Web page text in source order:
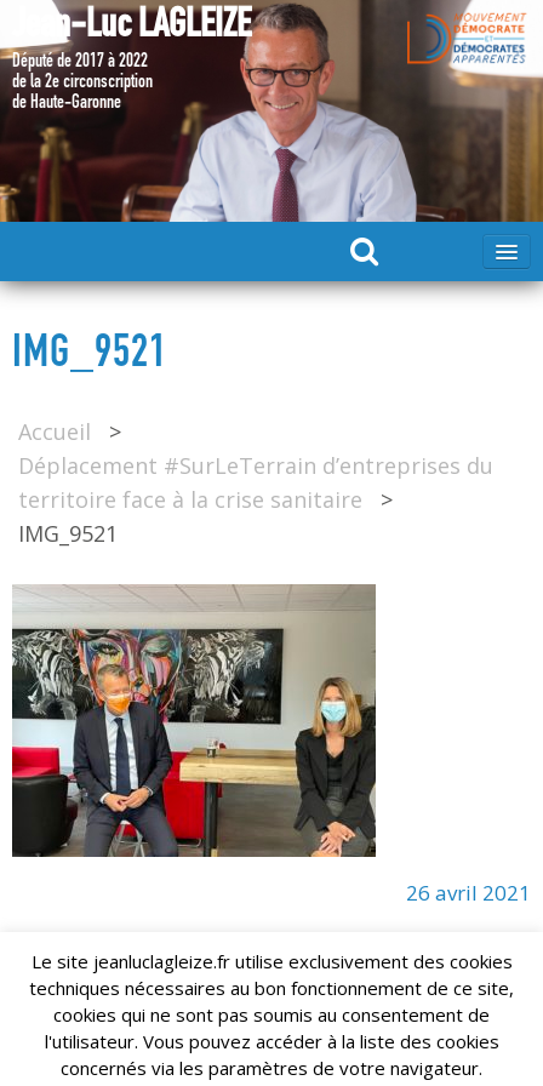
Jean-Luc LAGLEIZE
Député de 2017 à 2022
de la 2e circonscription
de Haute-Garonne
MA CANDIDATURE 2024
DÉPUTÉ 2017 – 2022
MES ACTIONS 2017 – 2022
IMG_9521
Accueil
>
Déplacement #SurLeTerrain d’entreprises du
territoire face à la crise sanitaire
>
IMG_9521
26 avril 2021
Jean-Luc LAGLEIZE - e-mail : lagleize2024@gmail.com
Mentions Légales- Copyright © 2024. Tous droits réservés.
Le site jeanluclagleize.fr utilise exclusivement des cookies
techniques nécessaires au bon fonctionnement de ce site,
cookies qui ne sont pas soumis au consentement de
l'utilisateur. Vous pouvez accéder à la liste des cookies
concernés via les paramètres de votre navigateur.